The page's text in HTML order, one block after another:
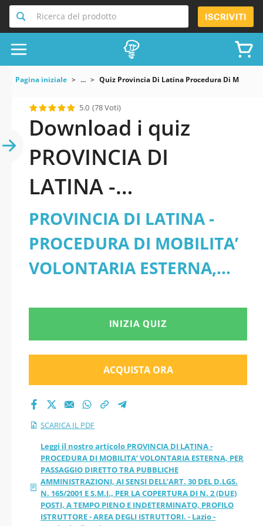
Ricerca del prodotto ISCRIVITI
Pagina iniziale ... Quiz Provincia Di Latina Procedura Di Mobilita
5.0 (78 Voti)
Download i quiz
PROVINCIA DI
LATINA -
PROCEDURA DI
MOBILITA’
VOLONTARIA
ESTERNA, PER
PASSAGGIO DIRETTO
TRA PUBBLICHE
AMMINISTRAZIONI,
AI SENSI DELL’ART.
30 DEL D.LGS. N.
165/2001 E S.M.I.,
PER LA COPERTURA
PROVINCIA DI LATINA -
PROCEDURA DI MOBILITA’
VOLONTARIA ESTERNA,
TRA PUBBLICHE
AMMINISTRAZIONI, AI
SENSI DELL’ART. 30 DEL
D.LGS. N. 165/2001 E S.M.I.,
PER LA COPERTURA DI N. 2
(DUE) POSTI, A TEMPO
PIENO E INDETERMINATO,
PROFILO ISTRUTTORE -
AREA DEGLI ISTRUTTORI. -
INIZIA QUIZ
ACQUISTA ORA
SCARICA IL PDF
Leggi il nostro articolo PROVINCIA DI LATINA -
PROCEDURA DI MOBILITA’ VOLONTARIA ESTERNA, PER
PASSAGGIO DIRETTO TRA PUBBLICHE
AMMINISTRAZIONI, AI SENSI DELL’ART. 30 DEL D.LGS.
N. 165/2001 E S.M.I., PER LA COPERTURA DI N. 2 (DUE)
POSTI, A TEMPO PIENO E INDETERMINATO, PROFILO
ISTRUTTORE - AREA DEGLI ISTRUTTORI. - Lazio -